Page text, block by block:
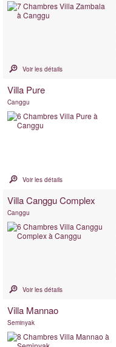
Voir les détails
Villa Pure
Canggu
Voir les détails
Villa Canggu Complex
Canggu
Voir les détails
Villa Mannao
Seminyak